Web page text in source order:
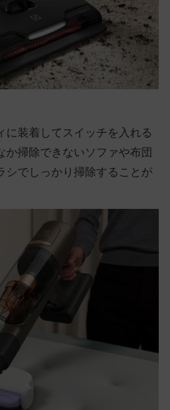
に装着してスイッチを入れる
か掃除できないソファや布団
シでしっかり掃除することが